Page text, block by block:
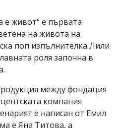
живот“ е първата
на живота на
поп изпълнителка Лили
роля започна в
между фондация
компания
е написан от Емил
е Яна Титова, а